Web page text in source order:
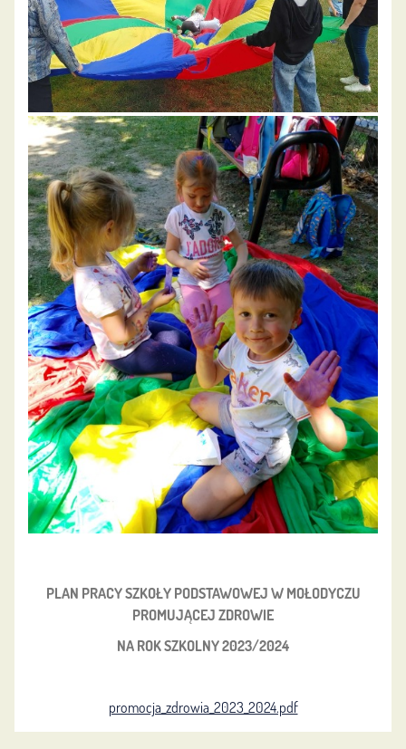
PLAN PRACY SZKOŁY PODSTAWOWEJ W MOŁODYCZU
PROMUJĄCEJ ZDROWIE
NA ROK SZKOLNY 2023/2024
promocja_zdrowia_2023_2024.pdf